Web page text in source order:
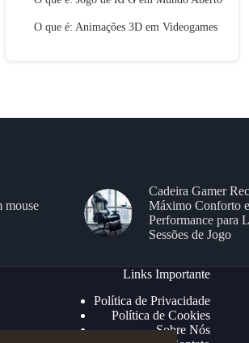
O que é: Animações 3D em Videogames
mouse
Cadeira Gamer
Máximo Conforto e
Performance para
Sessões de Jogo
Links Importante
Política de Privacidade
Política de Cookies
Sobre Nós